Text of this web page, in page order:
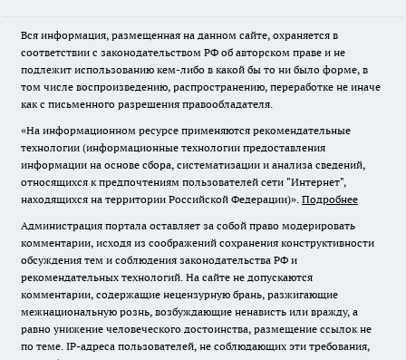
Вся информация, размещенная на данном сайте, охраняется в
соответствии с законодательством РФ об авторском праве и не
подлежит использованию кем-либо в какой бы то ни было форме, в
том числе воспроизведению, распространению, переработке не иначе
как с письменного разрешения правообладателя.
«На информационном ресурсе применяются рекомендательные
технологии (информационные технологии предоставления
информации на основе сбора, систематизации и анализа сведений,
относящихся к предпочтениям пользователей сети "Интернет",
находящихся на территории Российской Федерации)». Подробнее
Администрация портала оставляет за собой право модерировать
комментарии, исходя из соображений сохранения конструктивности
обсуждения тем и соблюдения законодательства РФ и
рекомендательных технологий. На сайте не допускаются
комментарии, содержащие нецензурную брань, разжигающие
межнациональную рознь, возбуждающие ненависть или вражду, а
равно унижение человеческого достоинства, размещение ссылок не
по теме. IP-адреса пользователей, не соблюдающих эти требования,